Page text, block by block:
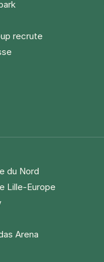
recrute
du Nord
Lille-Europe
Arena